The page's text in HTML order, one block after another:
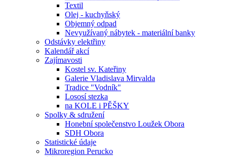
Textil
Olej - kuchyňský
Objemný odpad
Nevyužívaný nábytek - materiální banky
Odstávky elektřiny
Kalendář akcí
Zajímavosti
Kostel sv. Kateřiny
Galerie Vladislava Mirvalda
Tradice "Vodník"
Lososí stezka
na KOLE i PĚŠKY
Spolky & sdružení
Honební společenstvo Loužek Obora
SDH Obora
Statistické údaje
Mikroregion Perucko